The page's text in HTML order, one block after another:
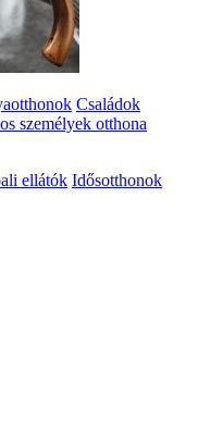
Családok
személyek otthona
ellátók Idősotthonok